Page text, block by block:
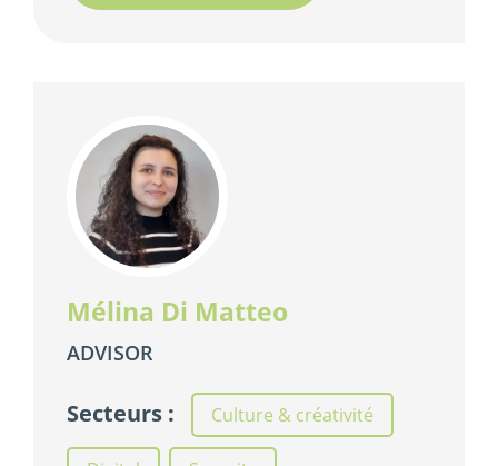
Mélina Di Matteo
ADVISOR
Secteurs : Culture & créativité